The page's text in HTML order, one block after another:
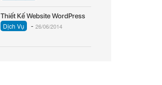
Thiết Kế Website WordPress
Dịch Vụ - 26/06/2014